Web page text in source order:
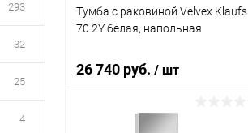
293
32
25
4
Тумба с раковиной Velvex Klaufs
70.2Y белая, напольная
26 740 руб. / шт